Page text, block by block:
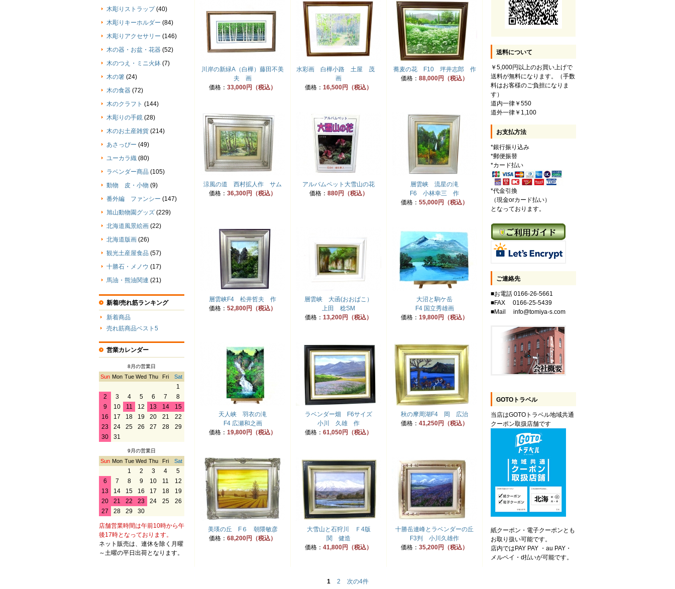
川岸の新緑A（白樺）藤田不美
夫 画
価格： 33,000円（税込）
水彩画 白樺小路 土屋 茂
画
価格： 16,500円（税込）
蕎麦の花 F10 坪井志郎 作
価格： 88,000円（税込）
涼風の道 西村拡人作 サム
価格： 36,300円（税込）
アルバムペット大雪山の花
価格： 880円（税込）
層雲峡 流星の滝
F6 小林幸三 作
価格： 55,000円（税込）
層雲峡F4 松井哲夫 作
価格： 52,800円（税込）
層雲峡 大函(おおばこ）
上田 稔SM
価格： 13,200円（税込）
大沼と駒ケ岳
F4 国立秀雄画
価格： 19,800円（税込）
天人峡 羽衣の滝
F4 広瀬和之画
価格： 19,800円（税込）
ラベンダー畑 F6サイズ
小川 久雄 作
価格： 61,050円（税込）
秋の摩周湖F4 岡 広治
価格： 41,250円（税込）
美瑛の丘 F６ 朝隈敏彦
価格： 68,200円（税込）
大雪山と石狩川 Ｆ4版
関 健造
価格： 41,800円（税込）
十勝岳連峰とラベンダーの丘
F3判 小川久雄作
価格： 35,200円（税込）
1 2 次の4件
木彫りストラップ (40)
木彫りキーホルダー (84)
木彫りアクセサリー (146)
木の器・お盆・花器 (52)
木のつえ・ミニ火鉢 (7)
木の箸 (24)
木の食器 (72)
木のクラフト (144)
木彫りの手鏡 (28)
木のお土産雑貨 (214)
あさっぴー (49)
ユーカラ織 (80)
ラベンダー商品 (105)
動物 皮・小物 (9)
番外編 ファンシー (147)
旭山動物園グッズ (229)
北海道風景絵画 (22)
北海道版画 (26)
観光土産屋食品 (57)
十勝石・メノウ (17)
馬油・熊油関連 (21)
新着/売れ筋ランキング
新着商品
売れ筋商品ベスト5
営業カレンダー
8月の営業日
Sun Mon Tue Wed Thu Fri Sat
1
2
3 4 5 6 7
8
9
10 11 12 13 14
15
16
17 18 19 20 21
22
23
24 25 26 27 28
29
30
31
9月の営業日
Sun Mon Tue Wed Thu Fri Sat
1 2 3 4
5
6
7 8 9 10 11
12
13
14 15 16 17 18
19
20
21 22 23 24 25
26
27
28 29 30
店舗営業時間は午前10時から午
後17時となっております。
ネット販売は、連休を除く月曜
～土曜の平日出荷となります。
送料について
￥5,000円以上のお買い上げで
送料が無料になります。（手数
料はお客様のご負担になりま
す）
道内一律￥550
道外一律￥1,100
お支払方法
*銀行振り込み
*郵便振替
*カード払い
*代金引換
（現金orカード払い）
となっております。
ご連絡先
■お電話 0166-26-5661
■FAX 0166-25-5439
■Mail info@tomiya-s.com
GOTOトラベル
当店はGOTOトラベル地域共通
クーポン取扱店舗です
紙クーポン・電子クーポンとも
お取り扱い可能です。
店内ではPAY PAY ・au PAY・
メルペイ・d払いが可能です。